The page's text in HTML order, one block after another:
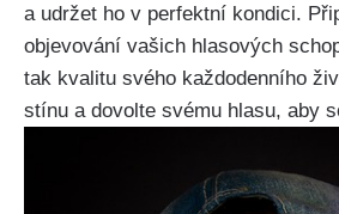
⁢a‍ udržet ho v perfektní kondici.
objevování vašich‍ hlasových⁤
tak⁢ kvalitu ⁢svého každodenního
stínu a dovolte svému hlasu, ‍aby